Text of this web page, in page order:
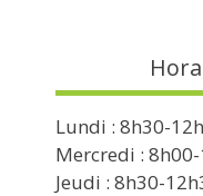
Lundi : 8h30-
Mercredi :
Jeudi : 8h30-